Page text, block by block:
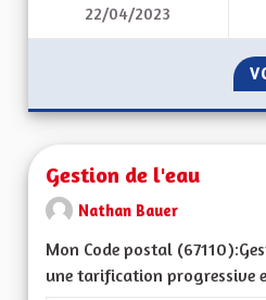
22/04/2023
Gestion de l'eau
Nathan Bauer
Mon Code postal
une tarification progressive